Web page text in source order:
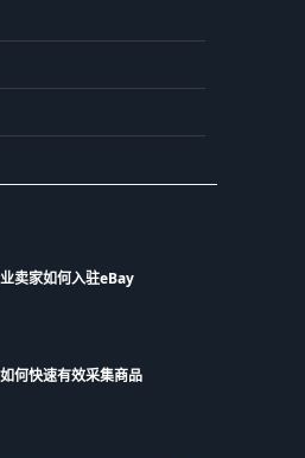
卖家如何入驻eBay
何快速有效采集商品